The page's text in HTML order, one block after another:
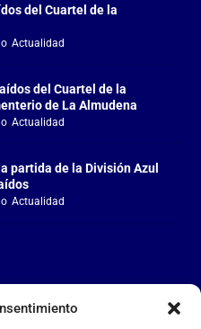
del Cuartel de la
,Actualidad
del Cuartel de la
de La Almudena
,Actualidad
partida de la División Azul
,Actualidad